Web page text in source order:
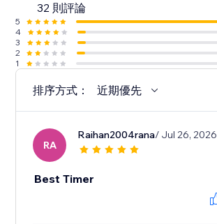
32 則評論
5
4
3
2
1
排序方式： 近期優先
RA
Raihan2004rana/ Jul 26, 2026
Best Timer